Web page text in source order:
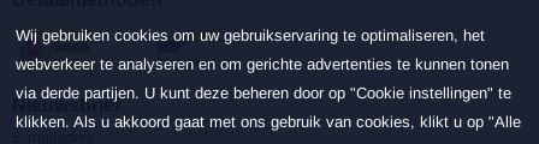
Nieuwsbrief
Vul je e-mailadres in voor de nieuwsbrief
Wij gebruiken cookies om uw gebruikservaring te optimaliseren, het
webverkeer te analyseren en om gerichte advertenties te kunnen tonen
via derde partijen. U kunt deze beheren door op "Cookie instellingen" te
klikken. Als u akkoord gaat met ons gebruik van cookies, klikt u op "Alle